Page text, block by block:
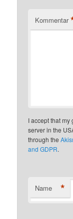
Kommentar
I accept that my
server in the
through the
and GDPR.
Name *